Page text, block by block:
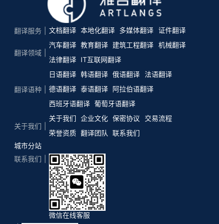
翻译服务 文档翻译 本地化翻译 多媒体翻译 证件翻译
翻译领域
汽车翻译 教育翻译 建筑工程翻译 机械翻译
法律翻译
IT互联网翻译
翻译语种
日语翻译 韩语翻译 俄语翻译
法语翻译
德语翻译 泰语翻译 阿拉伯语翻译
西班牙语翻译 葡萄牙语翻译
关于我们
关于我们 企业文化 保密协议
交易流程
荣誉资质 翻译团队
联系我们
城市分站
联系我们
微信在线客服